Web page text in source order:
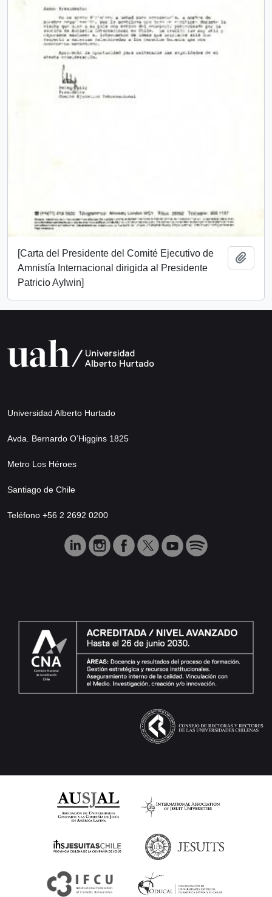
[Carta del Presidente del Comité Ejecutivo de
Amnistía Internacional dirigida al Presidente
Patricio Aylwin]
Universidad Alberto Hurtado
Avda. Bernardo O’Higgins 1825
Metro Los Héroes
Santiago de Chile
Teléfono +56 2 2692 0200